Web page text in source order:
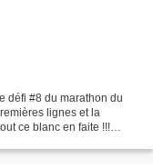
défi #8 du marathon du
lignes et la
ce blanc en faite !!!